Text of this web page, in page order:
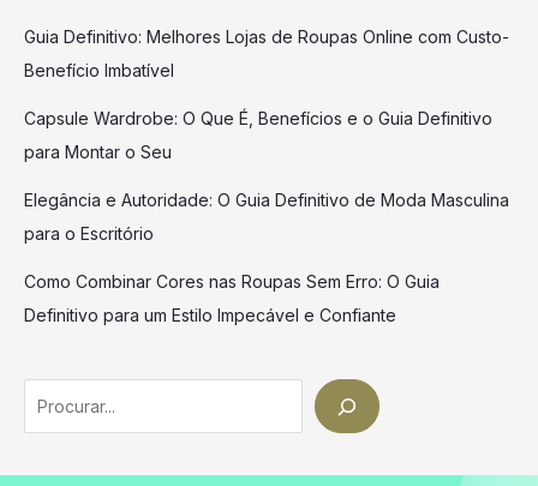
Guia Definitivo: Melhores Lojas de Roupas Online com Custo-
Benefício Imbatível
Capsule Wardrobe: O Que É, Benefícios e o Guia Definitivo
para Montar o Seu
Elegância e Autoridade: O Guia Definitivo de Moda Masculina
para o Escritório
Como Combinar Cores nas Roupas Sem Erro: O Guia
Definitivo para um Estilo Impecável e Confiante